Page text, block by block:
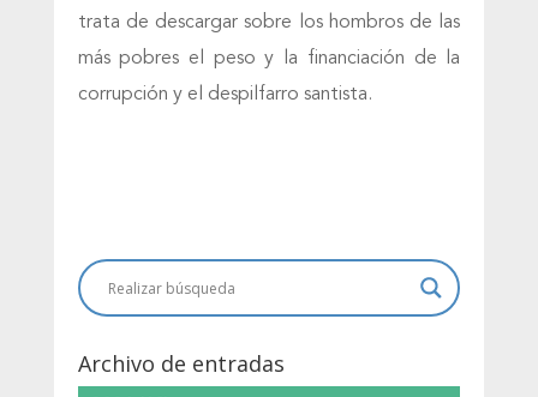
trata de descargar sobre los hombros de las
más pobres el peso y la financiación de la
corrupción y el despilfarro santista.
Archivo de entradas